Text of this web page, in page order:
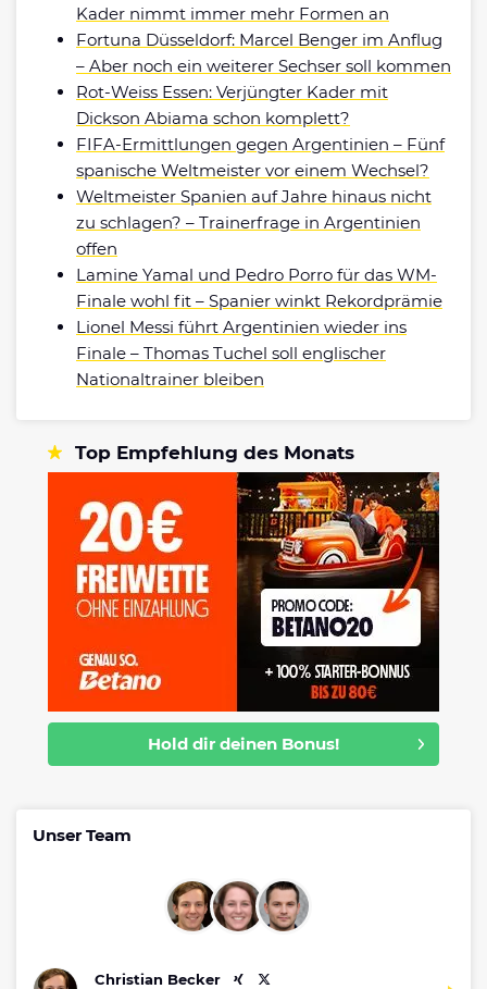
Kader nimmt immer mehr Formen an
Fortuna Düsseldorf: Marcel Benger im Anflug
– Aber noch ein weiterer Sechser soll kommen
Rot-Weiss Essen: Verjüngter Kader mit
Dickson Abiama schon komplett?
FIFA-Ermittlungen gegen Argentinien – Fünf
spanische Weltmeister vor einem Wechsel?
Weltmeister Spanien auf Jahre hinaus nicht
zu schlagen? – Trainerfrage in Argentinien
offen
Lamine Yamal und Pedro Porro für das WM-
Finale wohl fit – Spanier winkt Rekordprämie
Lionel Messi führt Argentinien wieder ins
Finale – Thomas Tuchel soll englischer
Nationaltrainer bleiben
Top Empfehlung des Monats
Hold dir deinen Bonus!
Unser Team
Christian Becker